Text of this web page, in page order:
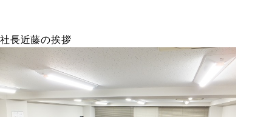
社長近藤の挨拶